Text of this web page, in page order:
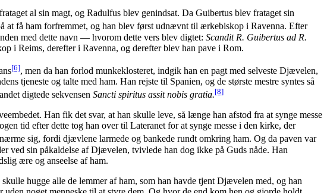
al sin magt, og Radulfus blev genindsat. Da Guibertus blev frataget sin
at få ham forfremmet, og han blev først udnævnt til ærkebiskop i Ravenna. Efter
med dette navn — hvorom dette vers blev digtet: Scandit R. Guibertus ad R.
i Reims, derefter i Ravenna, og derefter blev han pave i Rom.
[6], men da han forlod munkeklosteret, indgik han en pagt med selveste Djævelen,
tjeneste og talte med ham. Han rejste til Spanien, og de største mestre syntes så
digtede sekvensen Sancti spiritus assit nobis gratia.[8]
Han fik det svar, at han skulle leve, så længe han afstod fra at synge messe
tid efter dette tog han over til Lateranet for at synge messe i den kirke, der
sig, fordi djævlene larmede og bankede rundt omkring ham. Og da paven var
ved sin påkaldelse af Djævelen, tvivlede han dog ikke på Guds nåde. Han
ære og anseelse af ham.
hugge alle de lemmer af ham, som han havde tjent Djævelen med, og han